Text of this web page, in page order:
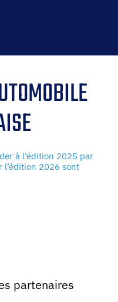
à l’édition 2025 par
l’édition 2026 sont
partenaires